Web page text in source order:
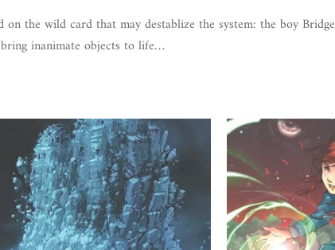
the wild card that may destablize the system: the boy
inanimate objects to life…